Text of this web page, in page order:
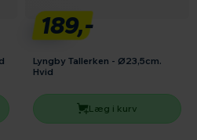
189,-
Lyngby Tallerken - Ø23,5cm.
Hvid
Læg i kurv